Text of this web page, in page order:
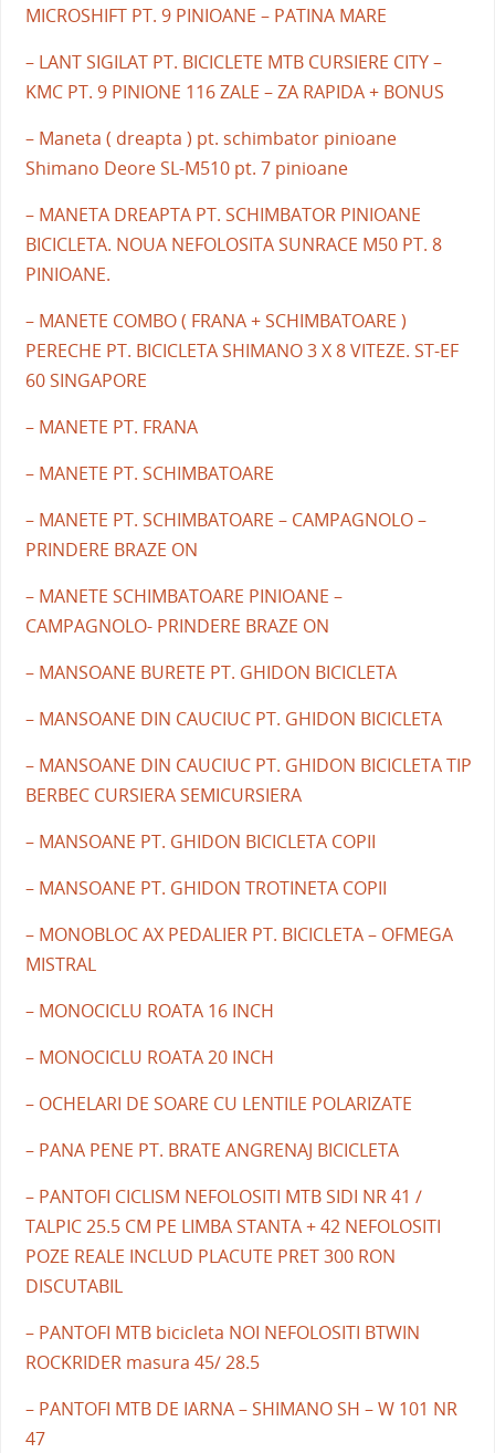
MICROSHIFT PT. 9 PINIOANE – PATINA MARE
– LANT SIGILAT PT. BICICLETE MTB CURSIERE CITY –
KMC PT. 9 PINIONE 116 ZALE – ZA RAPIDA + BONUS
– Maneta ( dreapta ) pt. schimbator pinioane
Shimano Deore SL-M510 pt. 7 pinioane
– MANETA DREAPTA PT. SCHIMBATOR PINIOANE
BICICLETA. NOUA NEFOLOSITA SUNRACE M50 PT. 8
PINIOANE.
– MANETE COMBO ( FRANA + SCHIMBATOARE )
PERECHE PT. BICICLETA SHIMANO 3 X 8 VITEZE. ST-EF
60 SINGAPORE
– MANETE PT. FRANA
– MANETE PT. SCHIMBATOARE
– MANETE PT. SCHIMBATOARE – CAMPAGNOLO –
PRINDERE BRAZE ON
– MANETE SCHIMBATOARE PINIOANE –
CAMPAGNOLO- PRINDERE BRAZE ON
– MANSOANE BURETE PT. GHIDON BICICLETA
– MANSOANE DIN CAUCIUC PT. GHIDON BICICLETA
– MANSOANE DIN CAUCIUC PT. GHIDON BICICLETA TIP
BERBEC CURSIERA SEMICURSIERA
– MANSOANE PT. GHIDON BICICLETA COPII
– MANSOANE PT. GHIDON TROTINETA COPII
– MONOBLOC AX PEDALIER PT. BICICLETA – OFMEGA
MISTRAL
– MONOCICLU ROATA 16 INCH
– MONOCICLU ROATA 20 INCH
– OCHELARI DE SOARE CU LENTILE POLARIZATE
– PANA PENE PT. BRATE ANGRENAJ BICICLETA
– PANTOFI CICLISM NEFOLOSITI MTB SIDI NR 41 /
TALPIC 25.5 CM PE LIMBA STANTA + 42 NEFOLOSITI
POZE REALE INCLUD PLACUTE PRET 300 RON
DISCUTABIL
– PANTOFI MTB bicicleta NOI NEFOLOSITI BTWIN
ROCKRIDER masura 45/ 28.5
– PANTOFI MTB DE IARNA – SHIMANO SH – W 101 NR
47